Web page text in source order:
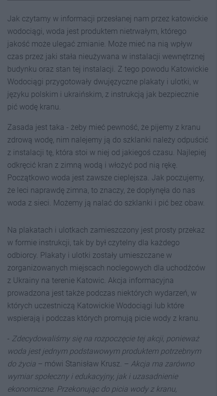
Jak czytamy w informacji przesłanej nam przez katowickie
wodociągi, woda jest produktem nietrwałym, którego
jakość może ulegać zmianie. Może mieć na nią wpływ
czas przez jaki stała nieużywana w instalacji wewnętrznej
budynku oraz stan tej instalacji. Z tego powodu Katowickie
Wodociągi przygotowały dwujęzyczne plakaty i ulotki, w
języku polskim i ukraińskim, z instrukcją jak bezpiecznie
pić wodę kranu.
Zasada jest taka - żeby mieć pewność, że pijemy z kranu
zdrową wodę, nim nalejemy ją do szklanki należy odpuścić
z instalacji tę, która stoi w niej od jakiegoś czasu. Najlepiej
odkręcić kran z zimną wodą i włożyć pod nią rękę.
Początkowo woda jest zawsze cieplejsza. Jak poczujemy,
że leci naprawdę zimna, to znaczy, że dopłynęła do nas
woda z sieci. Możemy ją nalać do szklanki i pić bez obaw.
Na plakatach i ulotkach zamieszczony jest prosty przekaz
w formie instrukcji, tak by był czytelny dla każdego
odbiorcy. Plakaty i ulotki zostały umieszczane w
zorganizowanych miejscach noclegowych dla uchodźców
z Ukrainy na terenie Katowic. Akcja informacyjna
prowadzona jest także podczas niektórych wydarzeń, w
których uczestniczą Katowickie Wodociągi lub które
wspierają i podczas których promują picie wody z kranu.
- Zdecydowaliśmy się na rozpoczęcie tej akcji, ponieważ
woda jest jednym podstawowym produktem potrzebnym
do życia – mówi Stanisław Krusz. – Akcja ma zarówno
wymiar społeczny i edukacyjny, jak i uzasadnienie
ekonomiczne. Przekonując do picia wody z kranu,